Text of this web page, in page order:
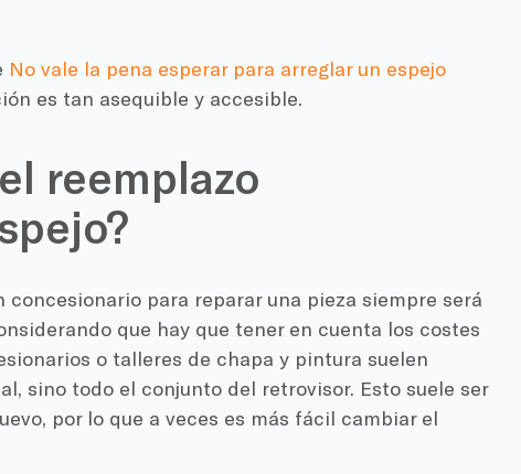
No vale la pena esperar para arreglar un espejo
es tan asequible y accesible.
reemplazo
para reparar una pieza siempre será
que hay que tener en cuenta los costes
o talleres de chapa y pintura suelen
sino todo el conjunto del retrovisor. Esto suele ser
por lo que a veces es más fácil cambiar el